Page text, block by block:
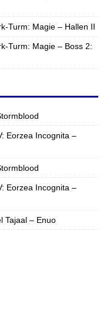
Turm: Magie – Hallen II
Turm: Magie – Boss 2:
Eorzea Incognita –
Eorzea Incognita –
Tajaal – Enuo